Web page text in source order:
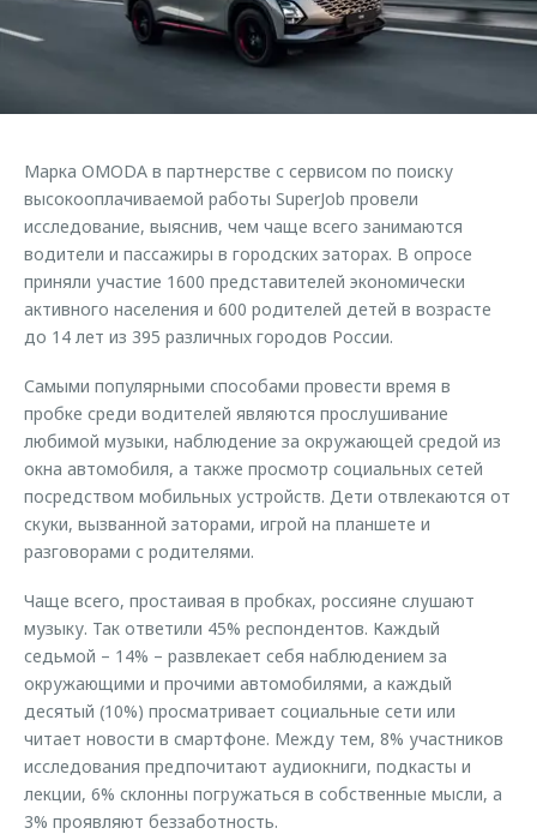
Страхование
Кредитный калькулятор
Оригинальные аксессуары
Запчасти
Трейд-ин
Калькулятор трейд-ин
Руководства по эксплуатации
Клиентская поддержка
Приложение O&J
Аксессуары
Одежда и сувениры
Оригинальные аксессуары
Запчасти
Обратная связь
Марка OMODA в партнерстве с сервисом по поиску
высокооплачиваемой работы SuperJob провели
исследование, выяснив, чем чаще всего занимаются
водители и пассажиры в городских заторах. В опросе
приняли участие 1600 представителей экономически
активного населения и 600 родителей детей в возрасте
до 14 лет из 395 различных городов России.
Самыми популярными способами провести время в
пробке среди водителей являются прослушивание
любимой музыки, наблюдение за окружающей средой из
окна автомобиля, а также просмотр социальных сетей
посредством мобильных устройств. Дети отвлекаются от
скуки, вызванной заторами, игрой на планшете и
разговорами с родителями.
Чаще всего, простаивая в пробках, россияне слушают
музыку. Так ответили 45% респондентов. Каждый
седьмой – 14% – развлекает себя наблюдением за
окружающими и прочими автомобилями, а каждый
десятый (10%) просматривает социальные сети или
читает новости в смартфоне. Между тем, 8% участников
исследования предпочитают аудиокниги, подкасты и
лекции, 6% склонны погружаться в собственные мысли, а
3% проявляют беззаботность.